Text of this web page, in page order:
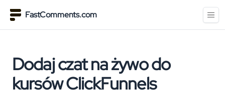
FastComments.com
Dodaj czat na żywo do
kursów ClickFunnels